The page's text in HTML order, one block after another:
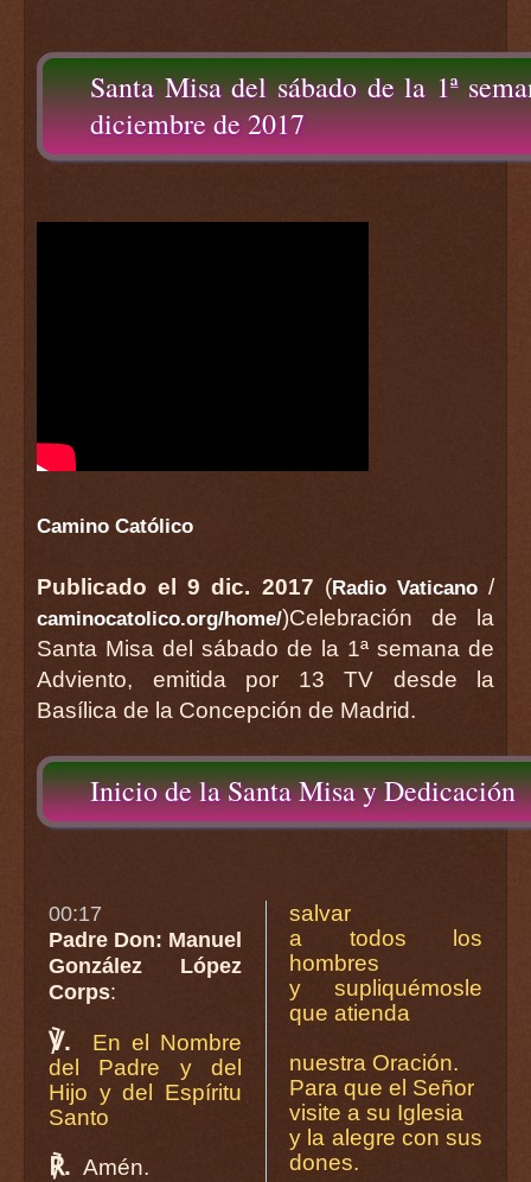
Santa Misa del sábado de la 1ª
diciembre de 2017
Camino Católico
Publicado el 9 dic. 2017 (Radio Vaticano/
caminocatolico.org/home/)Celebración de la
Santa Misa del sábado de la 1ª semana de
Adviento, emitida por 13 TV desde la
Basílica de la Concepción de Madrid.
Inicio de la Santa Misa y Dedicación
00:17
Padre Don: Manuel
González López
Corps:
℣.
En el Nombre
del Padre y del
Hijo y del Espíritu
Santo
℟. Amén.
salvar
a todos los
hombres
y supliquémosle
que atienda
nuestra Oración.
Para que el Señor
visite a su Iglesia
y la alegre con sus
dones.